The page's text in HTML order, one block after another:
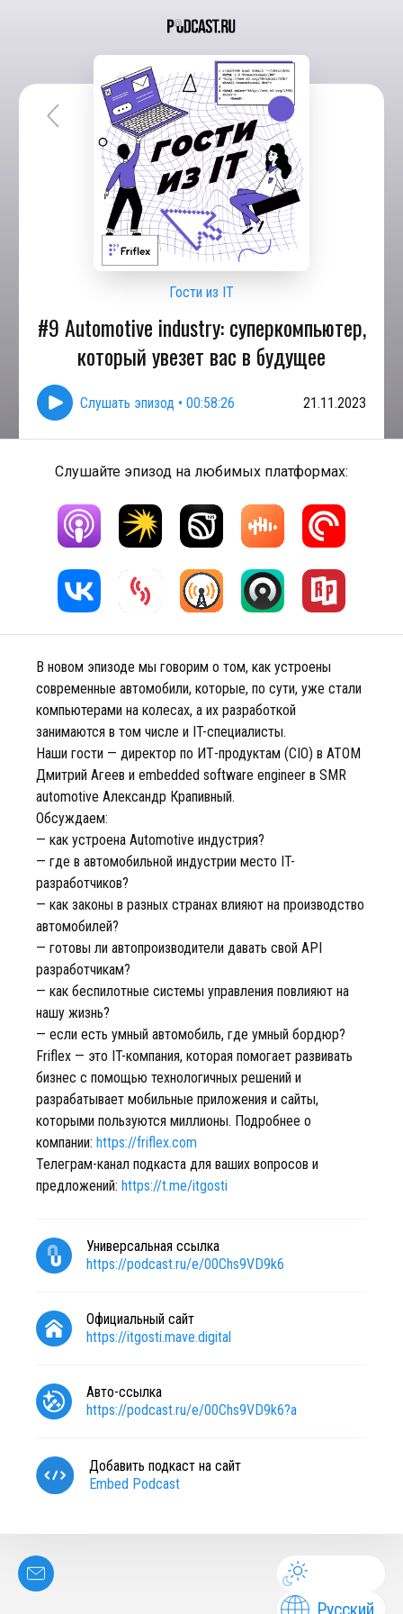
Гости из IT
#9 Automotive industry: суперкомпьютер,
который увезет вас в будущее
Слушать эпизод • 00:58:26 21.11.2023
Слушайте эпизод на любимых платформах:
В новом эпизоде мы говорим о том, как устроены
современные автомобили, которые, по сути, уже стали
компьютерами на колесах, а их разработкой
занимаются в том числе и IT-специалисты.
Наши гости — директор по ИТ-продуктам (CIO) в АТОМ
Дмитрий Агеев и embedded software engineer в SMR
automotive Александр Крапивный.
Обсуждаем:
— как устроена Automotive индустрия?
— где в автомобильной индустрии место IT-
разработчиков?
— как законы в разных странах влияют на производство
автомобилей?
— готовы ли автопроизводители давать свой API
разработчикам?
— как беспилотные системы управления повлияют на
нашу жизнь?
— если есть умный автомобиль, где умный бордюр?
Friflex — это IT-компания, которая помогает развивать
бизнес с помощью технологичных решений и
разрабатывает мобильные приложения и сайты,
которыми пользуются миллионы. Подробнее о
компании: https://friflex.com
Телеграм-канал подкаста для ваших вопросов и
предложений: https://t.me/itgosti
Универсальная ссылка
https://podcast.ru/e/00Chs9VD9k6
Официальный сайт
https://itgosti.mave.digital
Авто-ссылка
https://podcast.ru/e/00Chs9VD9k6?a
Добавить подкаст на сайт
Embed Podcast
Русский